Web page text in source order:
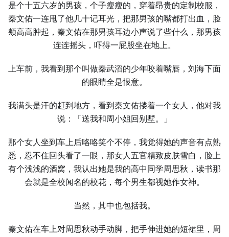
是个十五六岁的男孩，个子瘦瘦的，穿着昂贵的定制校服，
秦文佑一连甩了他几十记耳光，把那男孩的嘴都打出血，脸
颊高高肿起，秦文佑在那男孩耳边小声说了些什么，那男孩
连连摇头，吓得一屁股坐在地上。
上车前，我看到那个叫做秦武滔的少年咬着嘴唇，刘海下面
的眼睛全是恨意。
我满头是汗的赶到地方，看到秦文佑搂着一个女人，他对我
说：「送我和周小姐回别墅。」
那个女人坐到车上后咯咯笑个不停，我觉得她的声音有点熟
悉，忍不住回头看了一眼，那女人五官精致皮肤雪白，脸上
有个浅浅的酒窝，我认出她是我的高中同学周思秋，读书那
会就是全校闻名的校花，每个男生都视她作女神。
当然，其中也包括我。
秦文佑在车上对周思秋动手动脚，把手伸进她的短裙里，周